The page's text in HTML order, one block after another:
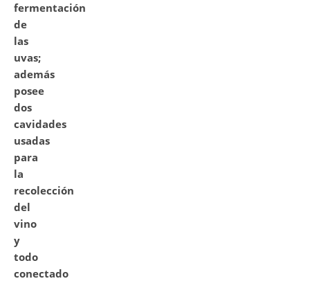
fermentación
de
las
uvas;
además
posee
dos
cavidades
usadas
para
la
recolección
del
vino
y
todo
conectado